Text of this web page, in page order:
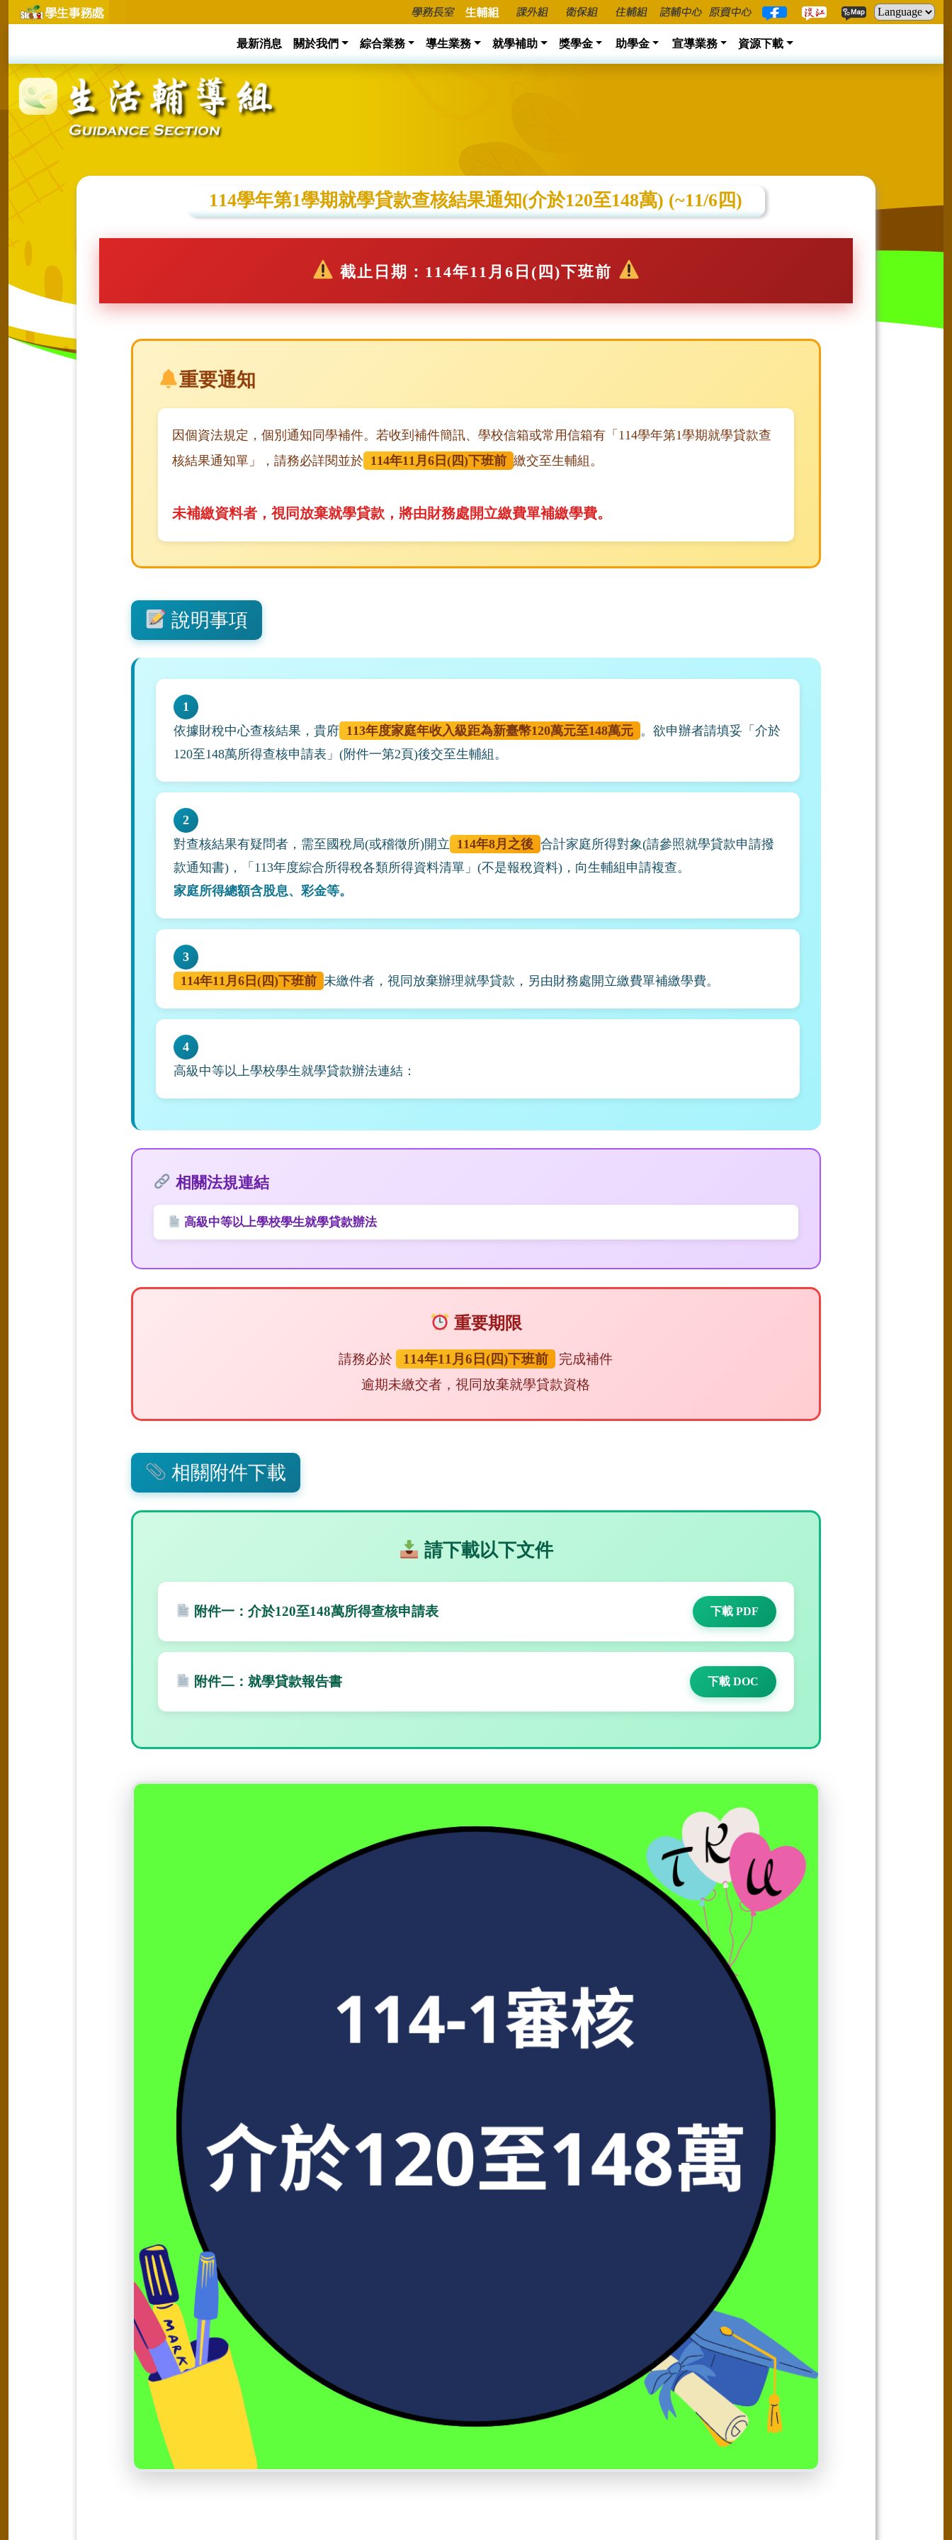
最新消息 關於我們 綜合業務 導生業務 就學補助 獎學金 助學金 宣導業務 資源下載
114學年第1學期就學貸款查核結果通知(介於120至148萬) (~11/6四)
截止日期：114年11月6日(四)下班前
重要通知
因個資法規定，個別通知同學補件。若收到補件簡訊、學校信箱或常用信箱有「114學年第1學期就學貸款查
核結果通知單」，請務必詳閱並於 114年11月6日(四)下班前 繳交至生輔組。
未補繳資料者，視同放棄就學貸款，將由財務處開立繳費單補繳學費。
說明事項
1
依據財稅中心查核結果，貴府 113年度家庭年收入級距為新臺幣120萬元至148萬元 。欲申辦者請填妥「介於
120至148萬所得查核申請表」(附件一第2頁)後交至生輔組。
2
對查核結果有疑問者，需至國稅局(或稽徵所)開立 114年8月之後 合計家庭所得對象(請參照就學貸款申請撥
款通知書)，「113年度綜合所得稅各類所得資料清單」(不是報稅資料)，向生輔組申請複查。
家庭所得總額含股息、彩金等。
3
114年11月6日(四)下班前 未繳件者，視同放棄辦理就學貸款，另由財務處開立繳費單補繳學費。
4
高級中等以上學校學生就學貸款辦法連結：
相關法規連結
高級中等以上學校學生就學貸款辦法
重要期限
請務必於 114年11月6日(四)下班前
完成補件
逾期未繳交者，視同放棄就學貸款資格
相關附件下載
請下載以下文件
附件一：介於120至148萬所得查核申請表 下載 PDF
附件二：就學貸款報告書 下載 DOC